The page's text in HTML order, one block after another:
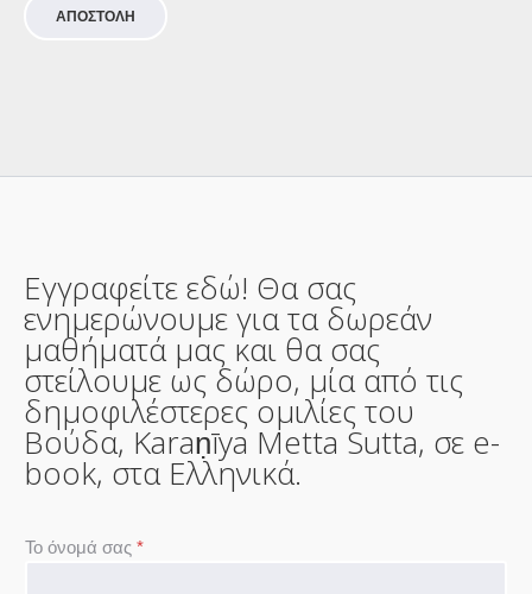
ΑΠΟΣΤΟΛΗ
Εγγραφείτε εδώ! Θα σας
ενημερώνουμε για τα δωρεάν
μαθήματά μας και θα σας
στείλουμε ως δώρο, μία από τις
δημοφιλέστερες ομιλίες του
Βούδα, Karaṇīya Metta Sutta, σε e-
book, στα Ελληνικά.
Το όνομά σας *